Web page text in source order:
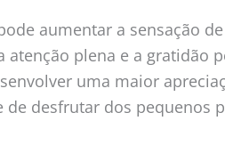
aumentar a sensação
atenção plena e a gratidão
uma maior
desfrutar dos pequenos